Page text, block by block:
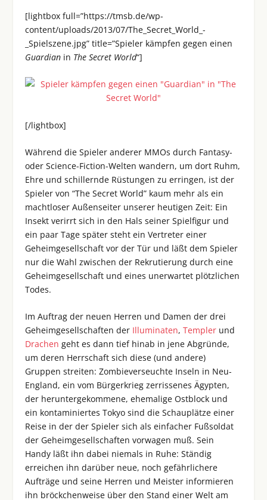
[lightbox full=”https://tmsb.de/wp-
content/uploads/2013/07/The_Secret_World_-
_Spielszene.jpg” title=”Spieler kämpfen gegen einen
Guardian in The Secret World“]
[/lightbox]
Während die Spieler anderer MMOs durch Fantasy-
oder Science-Fiction-Welten wandern, um dort Ruhm,
Ehre und schillernde Rüstungen zu erringen, ist der
Spieler von “The Secret World” kaum mehr als ein
machtloser Außenseiter unserer heutigen Zeit: Ein
Insekt verirrt sich in den Hals seiner Spielfigur und
ein paar Tage später steht ein Vertreter einer
Geheimgesellschaft vor der Tür und läßt dem Spieler
nur die Wahl zwischen der Rekrutierung durch eine
Geheimgesellschaft und eines unerwartet plötzlichen
Todes.
Im Auftrag der neuen Herren und Damen der drei
Geheimgesellschaften der Illuminaten,Templer und
Drachen geht es dann tief hinab in jene Abgründe,
um deren Herrschaft sich diese (und andere)
Gruppen streiten: Zombieverseuchte Inseln in Neu-
England, ein vom Bürgerkrieg zerrissenes Ägypten,
der heruntergekommene, ehemalige Ostblock und
ein kontaminiertes Tokyo sind die Schauplätze einer
Reise in der der Spieler sich als einfacher Fußsoldat
der Geheimgesellschaften vorwagen muß. Sein
Handy läßt ihn dabei niemals in Ruhe: Ständig
erreichen ihn darüber neue, noch gefährlichere
Aufträge und seine Herren und Meister informieren
ihn bröckchenweise über den Stand einer Welt am